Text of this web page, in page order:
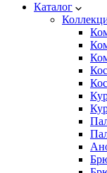
Каталог